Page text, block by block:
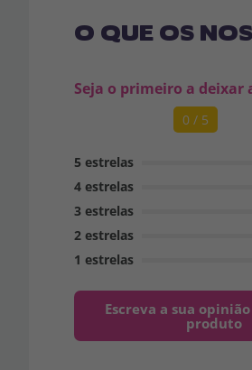
O QUE OS
Seja o primeiro a deixar
0 / 5
5 estrelas
4 estrelas
3 estrelas
2 estrelas
1 estrelas
Escreva a sua
produto